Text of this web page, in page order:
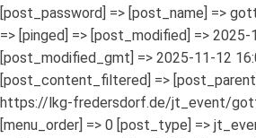
[post_password] => [post_name] =>
=> [pinged] => [post_modified] =>
[post_modified_gmt] => 2025-11-12
[post_content_filtered] =>
https://lkg-fredersdorf.de/jt_event/
[menu_order] => 0 [post_type] =>